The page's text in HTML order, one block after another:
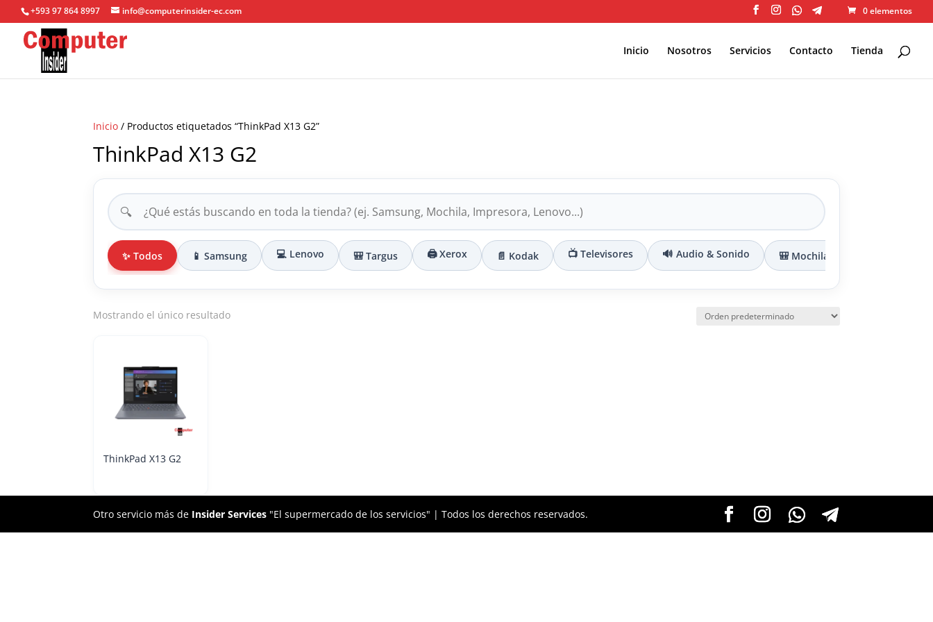
+593 97 864 8997 info@computerinsider-ec.com 0 elementos
Inicio Nosotros Servicios Contacto Tienda
Inicio / Productos etiquetados “ThinkPad X13 G2”
ThinkPad X13 G2
🔍
✨ Todos 📱 Samsung 💻 Lenovo 🎒 Targus 🖨️ Xerox 📄 Kodak 📺 Televisores 🔊 Audio & Sonido 🎒 Mochilas & Maletines
Mostrando el único resultado
ThinkPad X13 G2
Otro servicio más de Insider Services "El supermercado de los servicios" | Todos los derechos reservados.